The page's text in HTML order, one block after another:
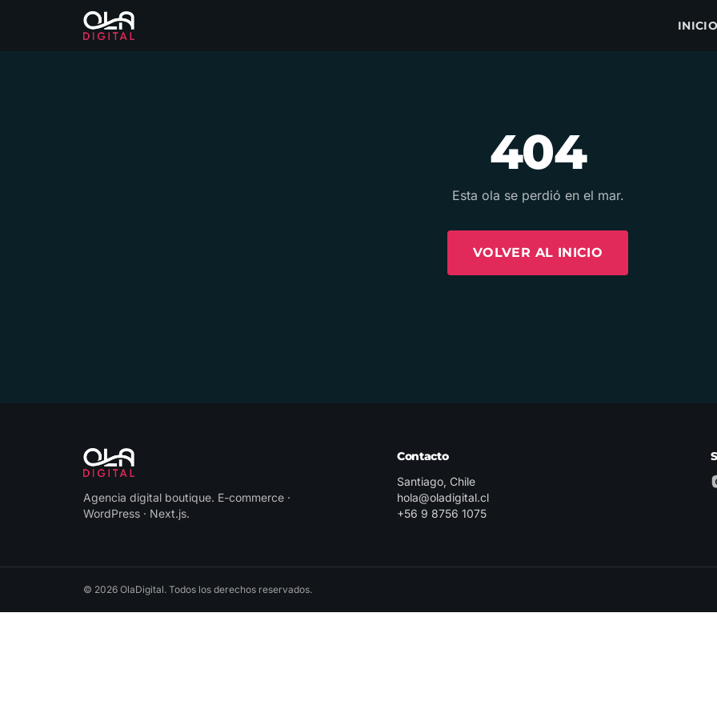
404
Esta ola se perdió en el mar.
VOLVER AL INICIO
Agencia digital boutique. E-commerce ·
WordPress · Next.js.
Contacto
Santiago, Chile
hola@oladigital.cl
+56 9 8756 1075
© 2026 OlaDigital. Todos los derechos reservados.